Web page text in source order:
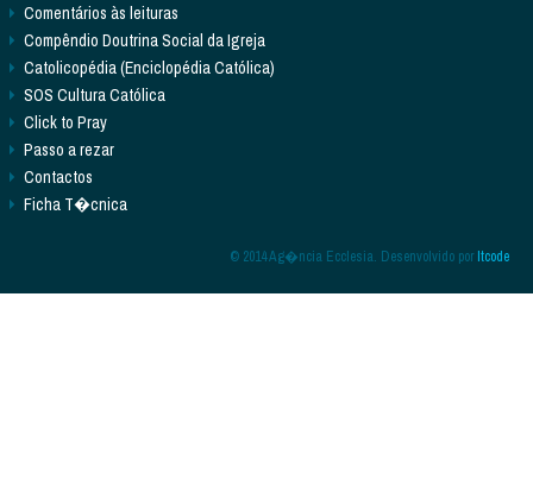
Comentários às leituras
Compêndio Doutrina Social da Igreja
Catolicopédia (Enciclopédia Católica)
SOS Cultura Católica
Click to Pray
Passo a rezar
Contactos
Ficha T�cnica
© 2014 Ag�ncia Ecclesia. Desenvolvido porItcode